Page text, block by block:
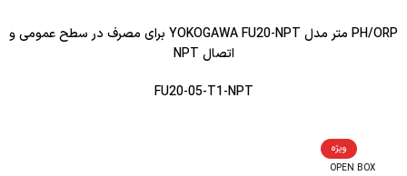
PH/ORP متر مدل YOKOGAWA FU20-NPT برای مصرف در سطح عمومی و
اتصال NPT
FU20-05-T1-NPT
ویژه
OPEN BOX